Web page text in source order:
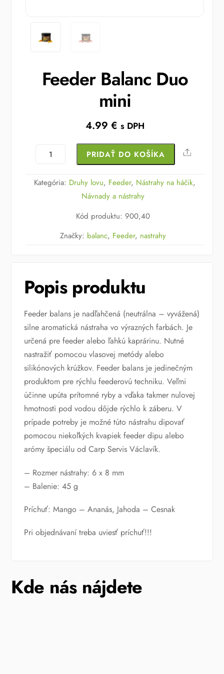
Feeder Balanc Duo
mini
4.99 € s DPH
množstvo
Balanc
PRIDAŤ DO KOŠÍKA Share
Kategória: Druhy lovu, Feeder, Nástrahy na háčik,
Návnady a nástrahy
Kód produktu:900,40
Značky: balanc, Feeder, nastrahy
Popis produktu
Feeder balans je nadľahčená (neutrálna – vyvážená)
silne aromatická nástraha vo výrazných farbách. Je
určená pre feeder alebo ľahkú kaprárinu. Nutné
nastražiť pomocou vlasovej metódy alebo
silikónových krúžkov. Feeder balans je jedinečným
produktom pre rýchlu feederovú techniku. Veľmi
účinne upúta prítomné ryby a vďaka takmer nulovej
hmotnosti pod vodou dôjde rýchlo k záberu. V
prípade potreby je možné túto nástrahu dipovať
pomocou niekoľkých kvapiek feeder dipu alebo
arómy špeciálu od Carp Servis Václavík.
– Rozmer nástrahy: 6 x 8 mm
– Balenie: 45 g
Príchuť: Mango – Ananás, Jahoda – Cesnak
Pri objednávaní treba uviesť príchuť!!!
Kde nás nájdete